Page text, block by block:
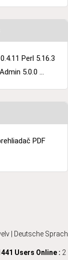
Perl 5.16.3
5.0.0 ...
PDF
Deutsche
Users Online : 2